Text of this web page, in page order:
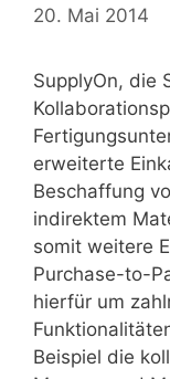
20. Mai 2014
SupplyOn, die
erweiterte
Beschaffung
indirektem
somit weitere
Purchase-to-
hierfür um
Beispiel die